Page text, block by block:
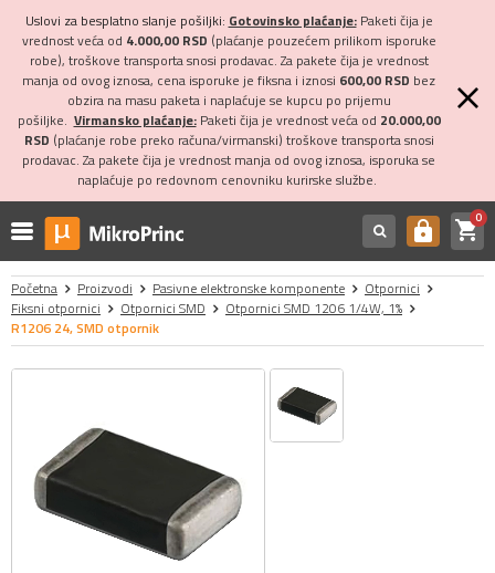
Uslovi za besplatno slanje pošiljki: Gotovinsko plaćanje:Paketi čija je
vrednost veća od 4.000,00 RSD (plaćanje pouzećem prilikom isporuke
robe), troškove transporta snosi prodavac. Za pakete čija je vrednost
manja od ovog iznosa, cena isporuke je fiksna i iznosi 600,00 RSD bez
obzira na masu paketa i naplaćuje se kupcu po prijemu
pošiljke. Virmansko plaćanje:Paketi čija je vrednost veća od 20.000,00
RSD (plaćanje robe preko računa/virmanski) troškove transporta snosi
prodavac. Za pakete čija je vrednost manja od ovog iznosa, isporuka se
naplaćuje po redovnom cenovniku kurirske službe.
https shopping_cart0
Početna Proizvodi Pasivne elektronske komponente
Otpornici
Fiksni otpornici
Otpornici SMD
Otpornici SMD 1206 1/4W, 1%
R1206 24, SMD otpornik